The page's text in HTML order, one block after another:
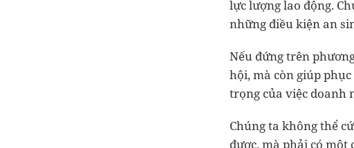
lực lượng lao động.
những điều kiện an
Nếu đứng trên
hội, mà còn giúp
trọng của việc doanh
Chúng ta không thể
được, mà phải có